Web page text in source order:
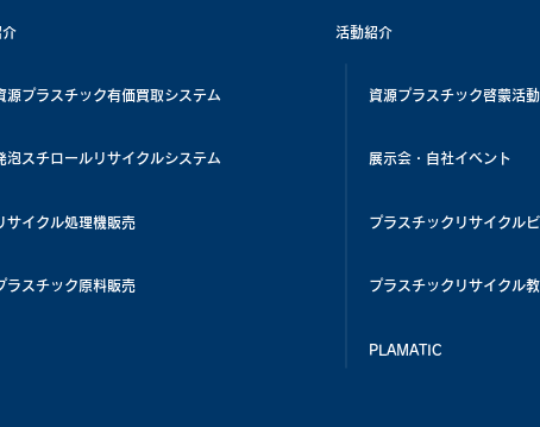
介
源プラスチック有価買取システム
泡スチロールリサイクルシステム
活動紹介
資源プラスチック啓蒙活動
展示会・自社イベント
サイクル処理機販売
ラスチック原料販売
プラスチックリサイクル
プラスチックリサイクル
PLAMATIC